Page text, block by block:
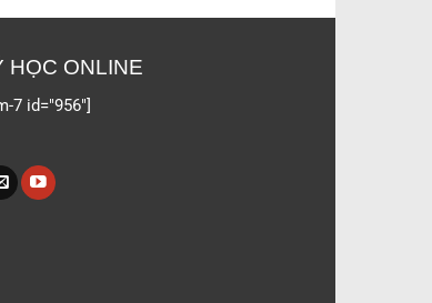
HỌC ONLINE
7 id="956"]